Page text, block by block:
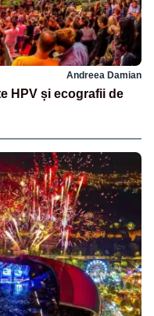
Andreea Damian
HPV și ecografii de